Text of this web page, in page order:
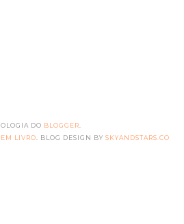
DO BLOGGER
LIVRO . BLOG DESIGN BY SKYANDSTARS.CO